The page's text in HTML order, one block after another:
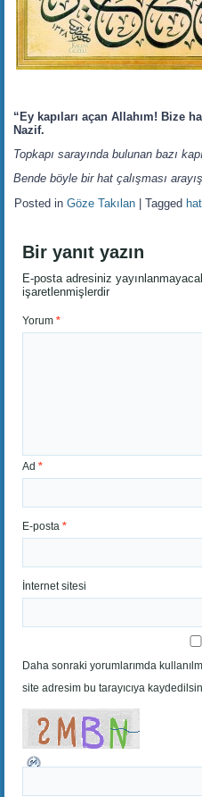
“Ey kapıları açan Allahım! Bize
Nazif.
Topkapı sarayında bulunan bazı
Bende böyle bir hat çalışması
Posted in Göze Takılan |Tagged hat
Bir yanıt yazın
E-posta adresiniz
işaretlenmişlerdir
Yorum*
Ad*
E-posta*
İnternet sitesi
Daha sonraki yorumlarımda
site adresim bu tarayıcıya